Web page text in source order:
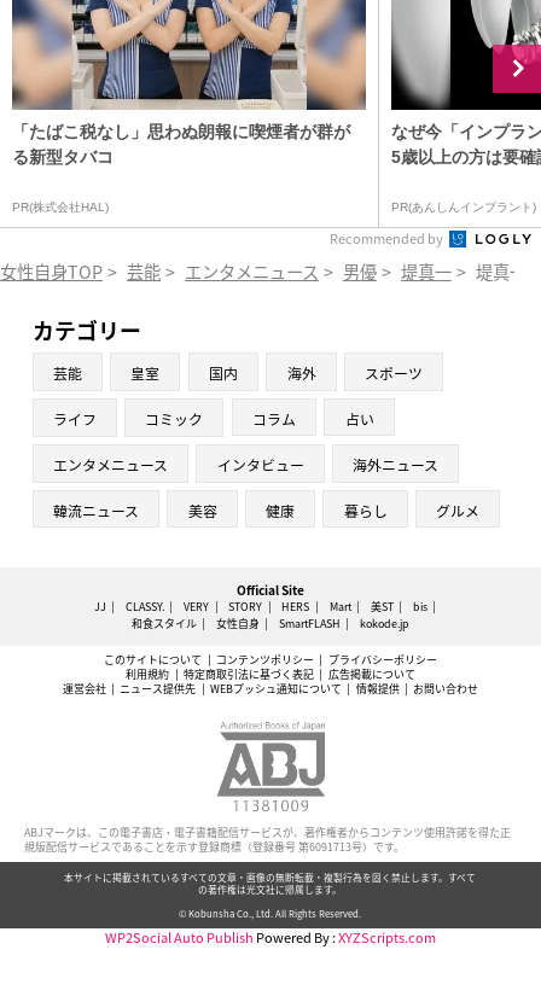
「たばこ税なし」思わぬ朗報に喫煙者が群が
る新型タバコ
PR(株式会社HAL)
なぜ今「インプラ
5歳以上の方は要
PR(あんしんインプラント)
Recommended by
女性自身TOP > 芸能 > エンタメニュース > 男優 > 堤真一 > 堤真一
カテゴリー
芸能 皇室 国内 海外 スポーツ
ライフ コミック コラム 占い
エンタメニュース インタビュー 海外ニュース
韓流ニュース 美容 健康 暮らし グルメ
Official Site
JJ CLASSY. VERY STORY HERS Mart 美ST
bis
和食スタイル
女性自身 SmartFLASH kokode.jp
このサイトについて コンテンツポリシー
プライバシーポリシー
利用規約
特定商取引法に基づく表記
広告掲載について
運営会社
ニュース提供先 WEBプッシュ通知について 情報提供 お問い合わせ
ABJマークは、この電子書店・電子書籍配信サービスが、著作権者からコンテンツ使用許諾を得た正
規版配信サービスであることを示す登録商標（登録番号 第6091713号）です。
本サイトに掲載されているすべての文章・画像の無断転載・複製行為を固く禁止します。すべて
の著作権は光文社に帰属します。
© Kobunsha Co., Ltd. All Rights Reserved.
WP2Social Auto Publish Powered By :XYZScripts.com